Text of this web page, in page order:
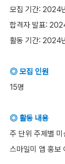
모집 기간: 2024
합격자 발표:
활동 기간: 2024
◎ 모집 인원
15명
◎ 활동 내용
주 단위 주제별
스마일미 앱 홍보